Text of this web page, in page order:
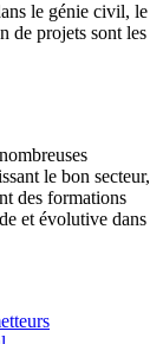
le génie civil, le
de projets sont les
le bon secteur,
des formations
et évolutive dans